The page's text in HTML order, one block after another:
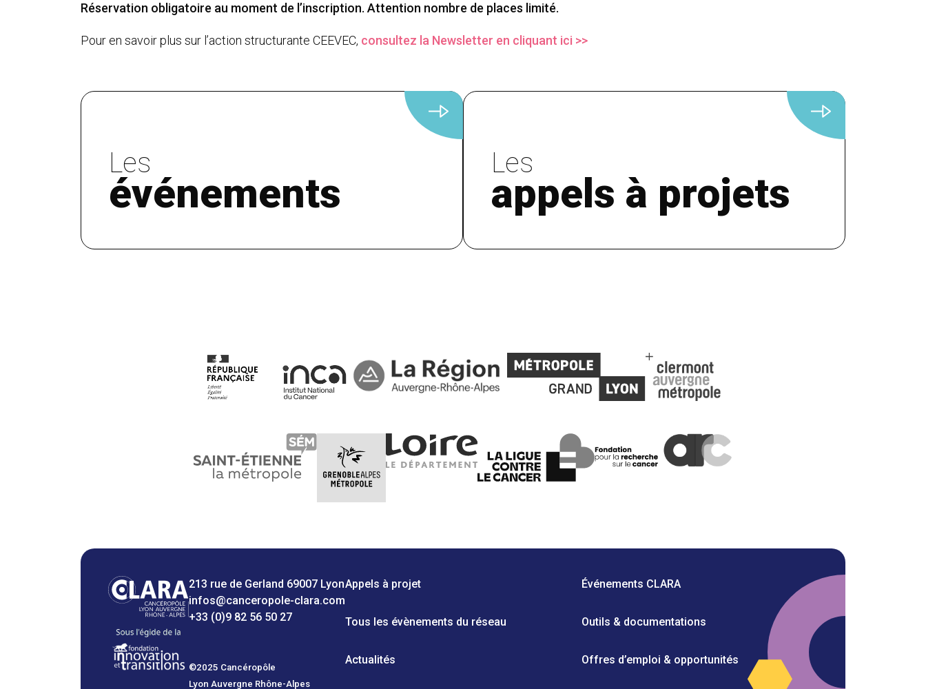
Réservation obligatoire au moment de l’inscription. Attention nombre de places limité.
Pour en savoir plus sur l’action structurante CEEVEC, consultez la Newsletter en cliquant ici >>
Les
événements
Les
appels à projets
213 rue de Gerland 69007 Lyon
infos@canceropole-clara.com
+33 (0)9 82 56 50 27
©2025 Cancéropôle
Lyon Auvergne Rhône-Alpes
Appels à projet Événements CLARA
Tous les évènements du réseau Outils & documentations
Actualités Offres d’emploi & opportunités